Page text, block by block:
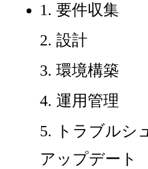
1. 要件収集
2. 設計
3. 環境構築
4. 運用管理
5. トラブルシ
アップデート